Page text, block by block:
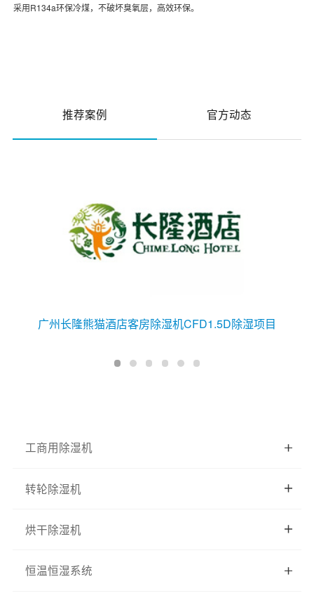
采用R134a环保冷煤，不破坏臭氧层，高效环保。
推荐案例 官方动态
广州长隆熊猫酒店客房除湿机CFD1.5D除湿项目
工商用除湿机
转轮除湿机
烘干除湿机
恒温恒湿系统